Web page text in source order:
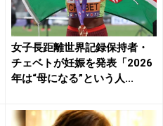
女子長距離世界記録保持者・
チェベトが妊娠を発表「2026
年は“母になる”という人...